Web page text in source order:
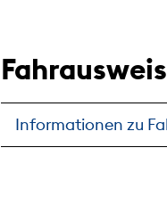
Informationen zu